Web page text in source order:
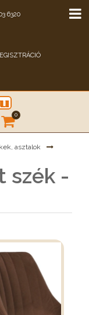
6320
0
asztalok
szék -